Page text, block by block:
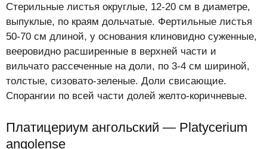
Стерильные листья округлые, 12-20 см в диаметре,
выпуклые, по краям дольчатые. Фертильные листья
50-70 см длиной, у основания клиновидно суженные,
вееровидно расширенные в верхней части и
вильчато рассеченные на доли, по 3-4 см шириной,
толстые, сизовато-зеленые. Доли свисающие.
Спорангии по всей части долей желто-коричневые.
Платицериум ангольский — Platycerium
angolense